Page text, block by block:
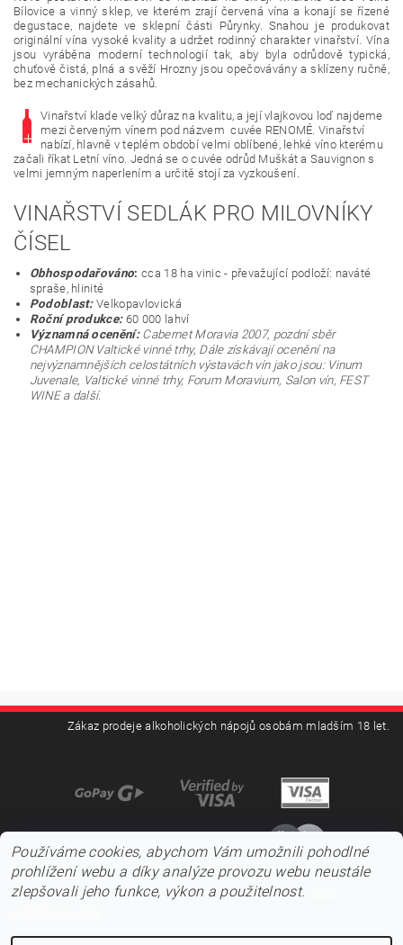
Bílovice a vinný sklep, ve kterém zrají červená vína a konají se řízené
degustace, najdete ve sklepní části Půrynky. Snahou je produkovat
originální vína vysoké kvality a udržet rodinný charakter vinařství. Vína
jsou vyráběna moderní technologií tak, aby byla odrůdově typická,
chuťově čistá, plná a svěží Hrozny jsou opečovávány a sklízeny ručně,
bez mechanických zásahů.
Vinařství klade velký důraz na kvalitu, a její vlajkovou loď najdeme
mezi červeným vínem pod názvem cuvée RENOMÉ. Vinařství
nabízí, hlavně v teplém období velmi oblíbené, lehké víno kterému
začali říkat Letní víno. Jedná se o cuvée odrůd Muškát a Sauvignon s
velmi jemným naperlením a určitě stojí za vyzkoušení.
VINAŘSTVÍ SEDLÁK PRO MILOVNÍKY
ČÍSEL
Obhospodařováno:cca 18 ha vinic - převažující podloží: naváté
spraše, hlinité
Podoblast:Velkopavlovická
Roční produkce:60 000 lahví
Významná ocenění: Cabernet Moravia 2007, pozdní sběr
CHAMPION Valtické vinné trhy, Dále získávají ocenění na
nejvýznamnějších celostátních výstavách vín jako jsou: Vinum
Juvenale, Valtické vinné trhy, Forum Moravium, Salon vín, FEST
WINE a další.
Zákaz prodeje alkoholických nápojů osobám mladším 18 let.
Používáme cookies, abychom Vám umožnili pohodlné
prohlížení webu a díky analýze provozu webu neustále
zlepšovali jeho funkce, výkon a použitelnost.